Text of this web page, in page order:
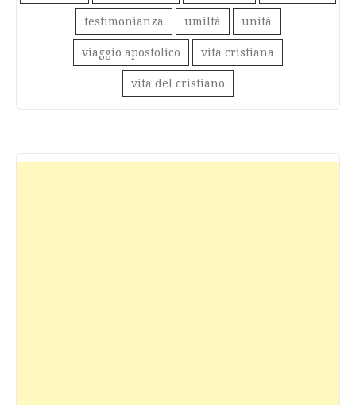
testimonianza umiltà unità
viaggio apostolico vita cristiana
vita del cristiano